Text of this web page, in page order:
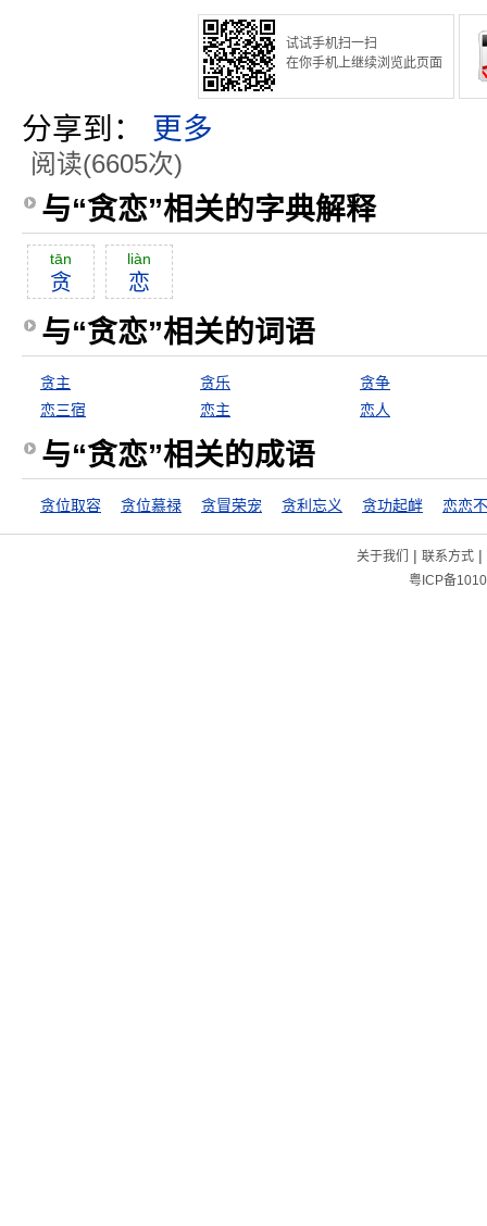
试试手机扫一扫
在你手机上继续浏览此页面
分享到： 更多
阅读(6605次)
与“贪恋”相关的字典解释
tān
贪
liàn
恋
与“贪恋”相关的词语
贪主 贪乐
贪争
恋三宿
恋主 恋人
与“贪恋”相关的成语
贪位取容 贪位慕禄 贪冒荣宠 贪利忘义 贪功起衅 恋恋
关于我们 | 联系方式|
粤ICP备